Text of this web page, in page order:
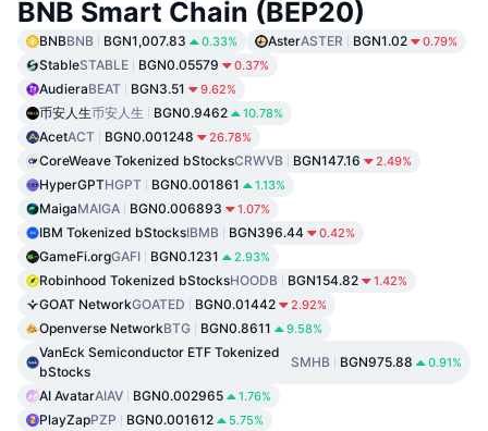
BNB Smart Chain (BEP20)
BNBBNB BGN1,007.83 0.33% AsterASTER BGN1.02 0.79%
StableSTABLE BGN0.05579 0.37%
AudieraBEAT BGN3.51 9.62%
币安人生币安人生 BGN0.9462 10.78%
AcetACT BGN0.001248 26.78%
CoreWeave Tokenized bStocksCRWVB BGN147.16 2.49%
HyperGPTHGPT BGN0.001861 1.13%
MaigaMAIGA BGN0.006893 1.07%
IBM Tokenized bStocksIBMB BGN396.44 0.42%
GameFi.orgGAFI BGN0.1231 2.93%
Robinhood Tokenized bStocksHOODB BGN154.82 1.42%
GOAT NetworkGOATED BGN0.01442 2.92%
Openverse NetworkBTG BGN0.8611 9.58%
VanEck Semiconductor ETF Tokenized
bStocks
SMHB BGN975.88 0.91%
AI AvatarAIAV BGN0.002965 1.76%
PlayZapPZP BGN0.001612 5.75%